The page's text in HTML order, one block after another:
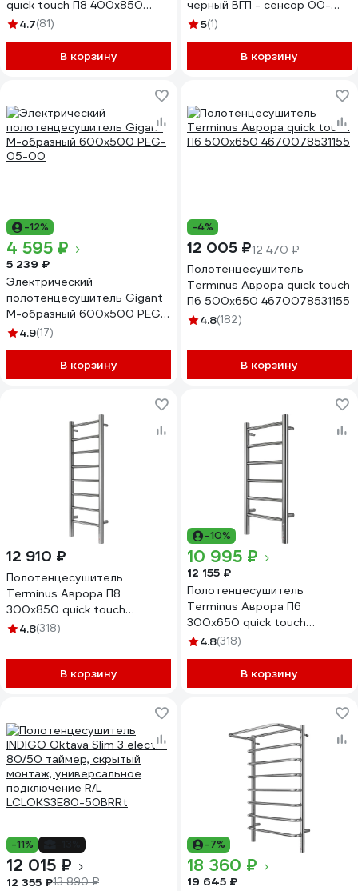
quick touch П8 400x850
4670078531407
4.7(81)
В корзину
черный ВГП - сенсор 00-
00050075
5(1)
В корзину
-12%
4 595 ₽
5 239 ₽
Электрический
полотенцесушитель Gigant
М-образный 600x500 PEG-
05-00
4.9(17)
В корзину
-4%
12 005 ₽12 470 ₽
Полотенцесушитель
Terminus Аврора quick touch
П6 500x650 4670078531155
4.8(182)
В корзину
12 910 ₽
Полотенцесушитель
Terminus Аврора П8
300x850 quick touch
4670078541833
4.8(318)
В корзину
-10%
10 995 ₽
12 155 ₽
Полотенцесушитель
Terminus Аврора П6
300x650 quick touch
4670078541826
4.8(318)
В корзину
-11%
12 015 ₽
12 355 ₽13 890 ₽
-7%
18 360 ₽
19 645 ₽